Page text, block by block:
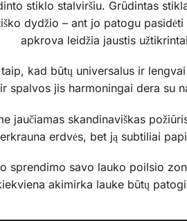
stiklo stalviršiu. Grūdintas
dydžio – ant jo patogu
apkrova leidžia jaustis
kad būtų universalus ir
spalvos jis harmoningai dera su
jaučiamas skandinaviškas
erdvės, bet ją subtiliai
sprendimo savo lauko poilsio
akimirka lauke būtų